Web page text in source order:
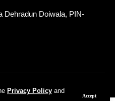
Privacy Policy and
Accept
Dehradun Doiwala, PIN-